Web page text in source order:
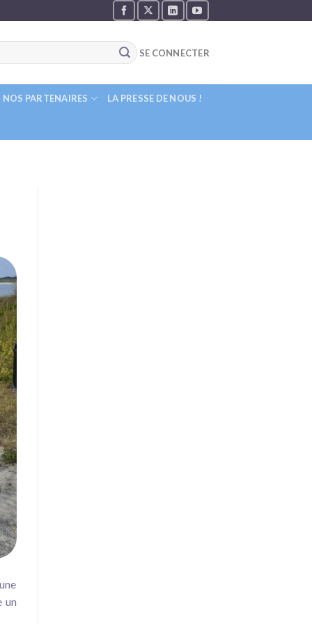
SE CONNECTER
NOS PARTENAIRES LA PRESSE DE NOUS !
un